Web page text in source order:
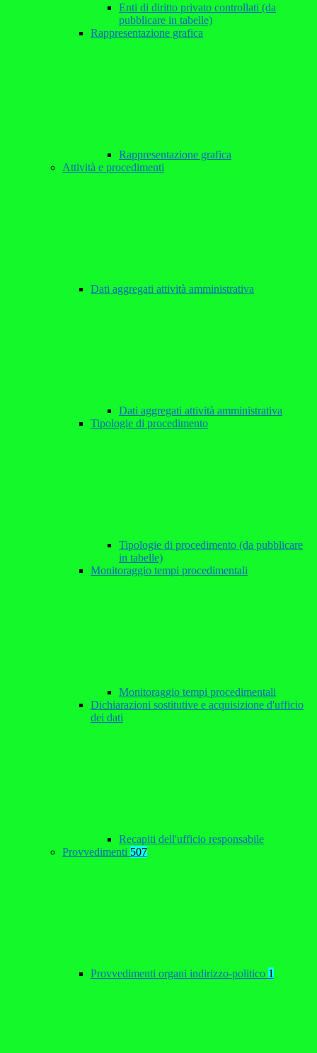
Enti di diritto privato controllati (da
pubblicare in tabelle)
Rappresentazione grafica
Rappresentazione grafica
Attività e procedimenti
Dati aggregati attività amministrativa
Dati aggregati attività amministrativa
Tipologie di procedimento
Tipologie di procedimento (da pubblicare
in tabelle)
Monitoraggio tempi procedimentali
Monitoraggio tempi procedimentali
Dichiarazioni sostitutive e acquisizione d'ufficio
dei dati
Recapiti dell'ufficio responsabile
Provvedimenti 507
Provvedimenti organi indirizzo-politico 1